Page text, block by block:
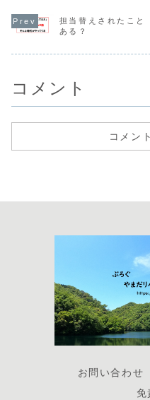
担当替えされたこと
ある？
コメント
コメン
お問い合わせ
免